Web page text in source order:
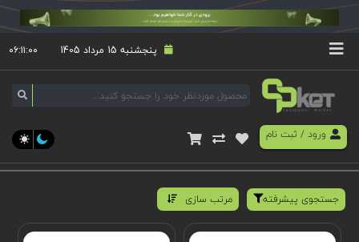
پنجشنبه 15 مرداد 1405 ۰۶:۱۱:۰۰
ورود/ ثبت نام
جستجوی پیشرفته مرتب سازی